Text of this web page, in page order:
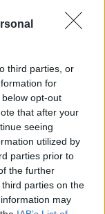
third parties, or
for
opt-out
that after your
seeing
utilized by
parties prior to
the further
parties on the
may
Novibet με το